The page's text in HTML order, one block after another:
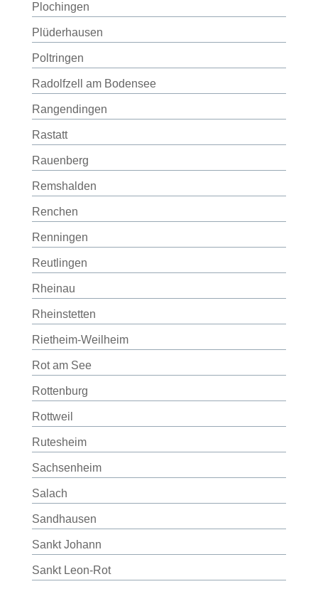
Plochingen
Plüderhausen
Poltringen
Radolfzell am Bodensee
Rangendingen
Rastatt
Rauenberg
Remshalden
Renchen
Renningen
Reutlingen
Rheinau
Rheinstetten
Rietheim-Weilheim
Rot am See
Rottenburg
Rottweil
Rutesheim
Sachsenheim
Salach
Sandhausen
Sankt Johann
Sankt Leon-Rot